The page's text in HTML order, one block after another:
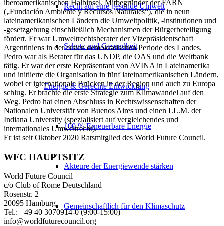
Recht auf eine gesunde Umwelt
Schutz und Gesundheit
Energie & Gerechte Entwicklung
100 % Erneuerbare Energie
Akteure der Energiewende stärken
Gemeinschaftlich für den Klimaschutz
iberoamerikanischen Halbinsel. Mitbegründer der FARN
(„Fundación Ambiente y Recursos Naturales“), die in neun
lateinamerikanischen Ländern die Umweltpolitik, -institutionen und
-gesetzgebung einschließlich Mechanismen der Bürgerbeteiligung
fördert. Er war Umweltrechtsberater der Vizepräsidentschaft
Argentiniens in der ersten demokratischen Periode des Landes.
Pedro war als Berater für das UNDP, die OAS und die Weltbank
tätig. Er war der erste Repräsentant von AVINA in Lateinamerika
und initiierte die Organisation in fünf lateinamerikanischen Ländern,
wobei er internationale Brücken in der Region und auch zu Europa
schlug. Er brachte die erste Strategie zum Klimawandel auf den
Weg. Pedro hat einen Abschluss in Rechtswissenschaften der
Nationalen Universität von Buenos Aires und einen LL.M. der
Indiana University (spezialisiert auf vergleichendes und
internationales Umweltrecht).
Er ist seit Oktober 2020 Ratsmitglied des World Future Council.
WFC HAUPTSITZ
World Future Council
c/o Club of Rome Deutschland
Rosenstr. 2
20095 Hamburg
Tel.: +49 40 3070914-0 (9:00-15:00)
info@worldfuturecouncil.org